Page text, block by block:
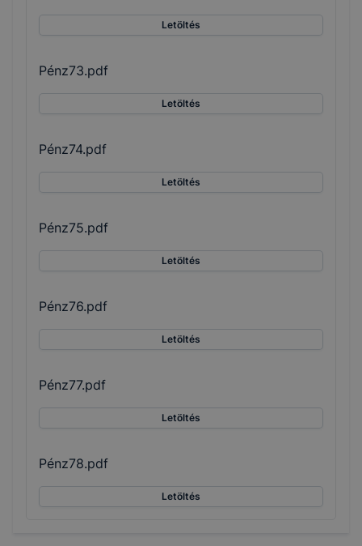
Letöltés
Pénz73.pdf
Letöltés
Pénz74.pdf
Letöltés
Pénz75.pdf
Letöltés
Pénz76.pdf
Letöltés
Pénz77.pdf
Letöltés
Pénz78.pdf
Letöltés